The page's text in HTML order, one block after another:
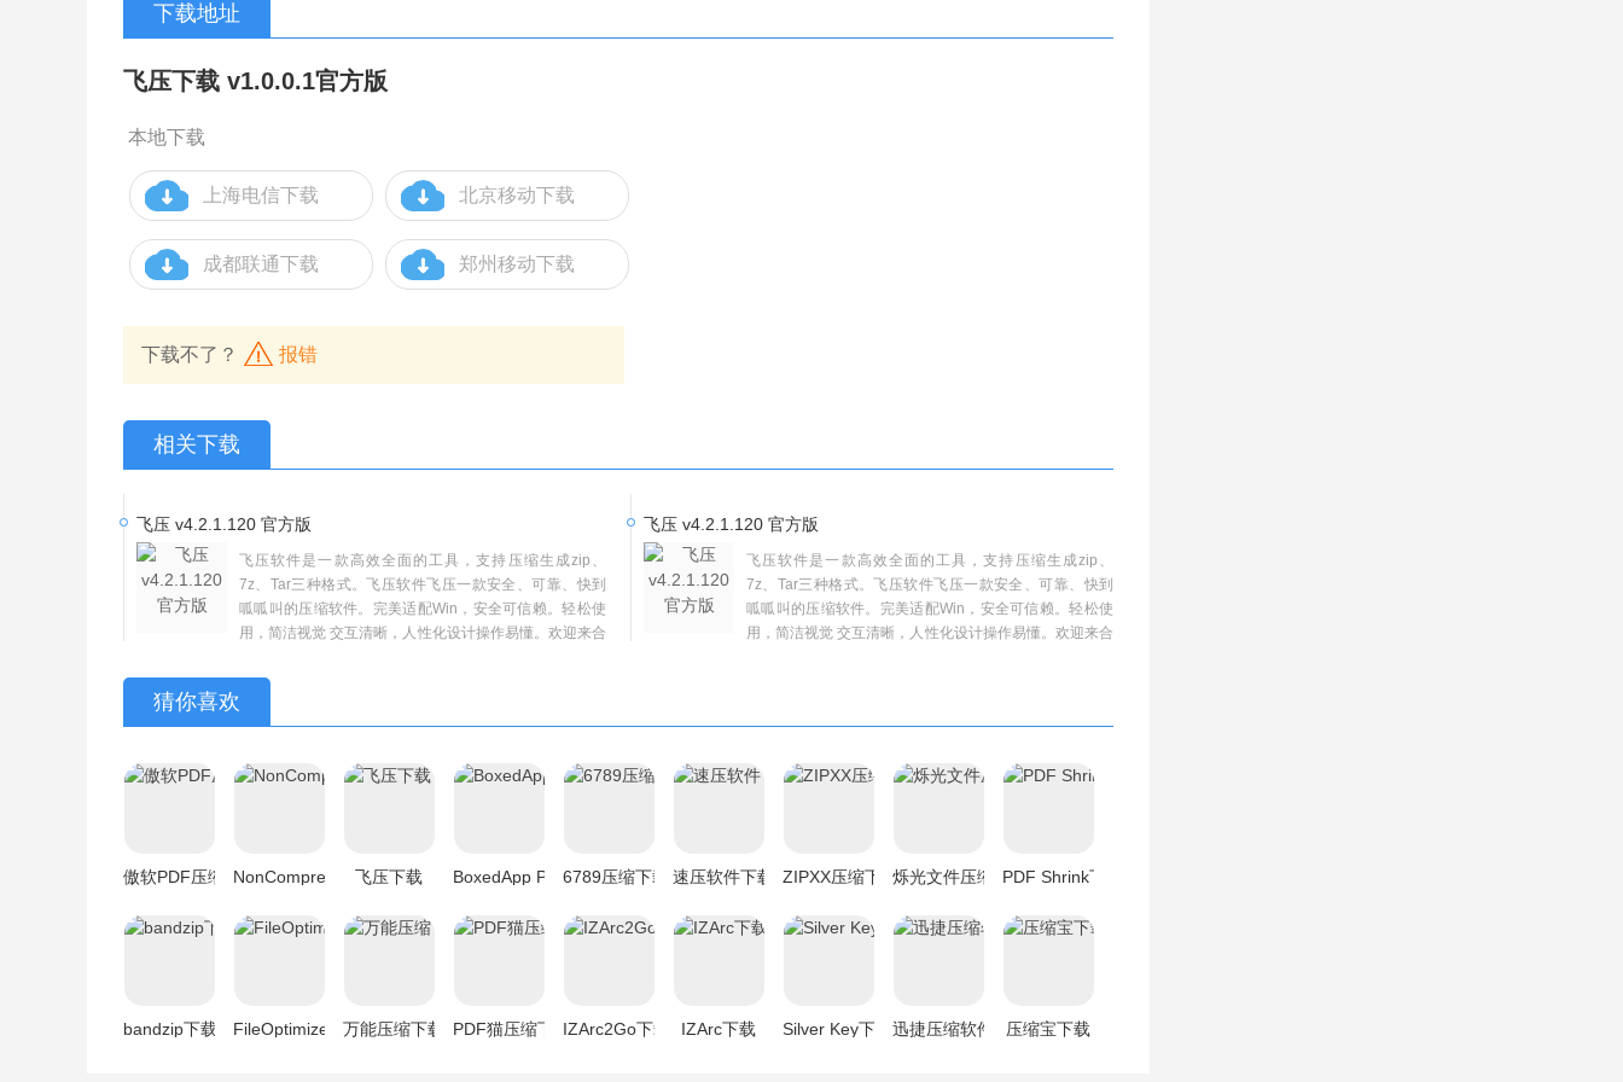
下载地址
飞压下载 v1.0.0.1官方版
本地下载
上海电信下载 北京移动下载
成都联通下载 郑州移动下载
下载不了？ 报错
相关下载
飞压 v4.2.1.120 官方版
飞压软件是一款高效全面的工具，支持压缩生成zip、
7z、Tar三种格式。飞压软件飞压一款安全、可靠、快到
呱呱叫的压缩软件。完美适配Win，安全可信赖。轻松使
用，简洁视觉 交互清晰，人性化设计操作易懂。欢迎来合
飞压 v4.2.1.120 官方版
飞压软件是一款高效全面的工具，支持压缩生成zip、
7z、Tar三种格式。飞压软件飞压一款安全、可靠、快到
呱呱叫的压缩软件。完美适配Win，安全可信赖。轻松使
用，简洁视觉 交互清晰，人性化设计操作易懂。欢迎来合
猜你喜欢
傲软PDF压缩下载NonCompressibleFiles下载
飞压下载 BoxedApp Packer下载
6789压缩下载 速压软件下载 ZIPXX压缩下载烁光文件压缩下载PDF Shrink下载
bandzip下载 FileOptimizer下载万能压缩下载 PDF猫压缩下载IZArc2Go下载 IZArc下载 Silver Key下载 迅捷压缩软件下载压缩宝下载